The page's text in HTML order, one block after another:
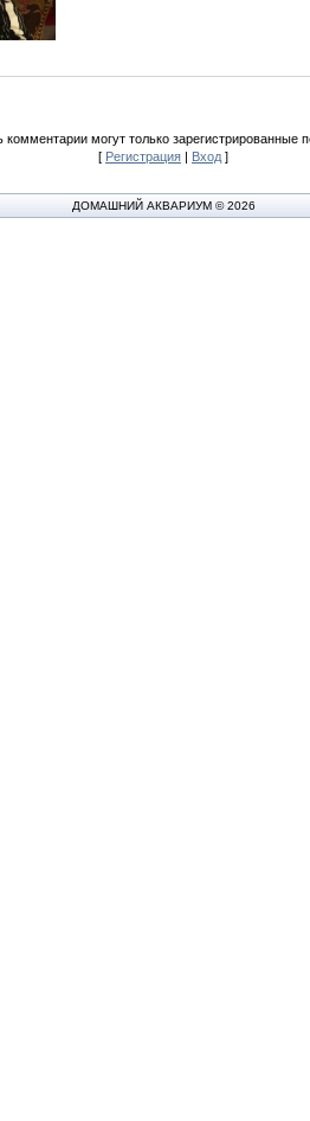
комментарии могут только зарегистрированные
[ Регистрация | Вход ]
ДОМАШНИЙ АКВАРИУМ © 2026